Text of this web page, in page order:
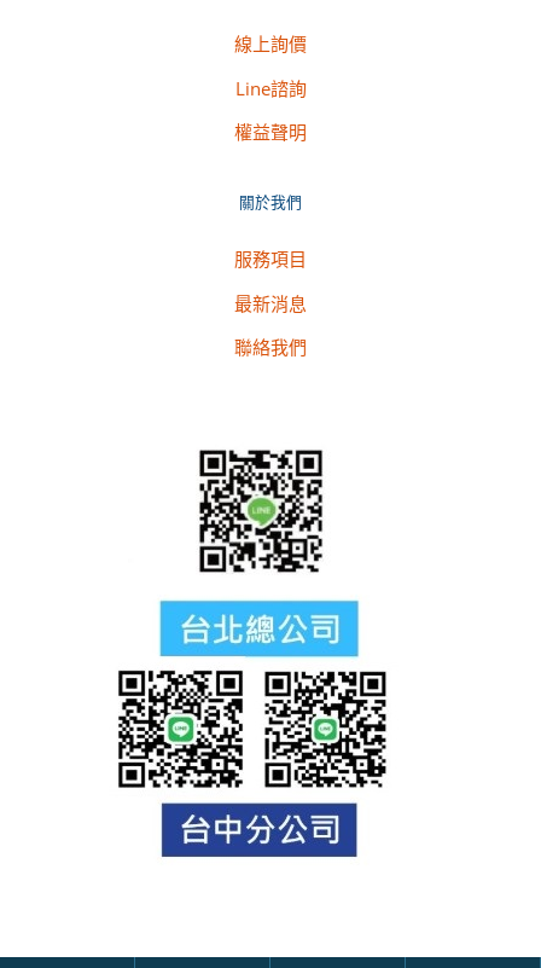
線上詢價
Line諮詢
權益聲明
關於我們
服務項目
最新消息
聯絡我們